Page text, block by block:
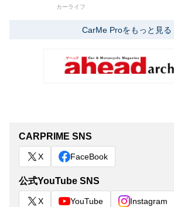
カーライフ
CarMe Proをもっと見る
CARPRIME SNS
X FaceBook
公式YouTube SNS
X YouTube Instagram